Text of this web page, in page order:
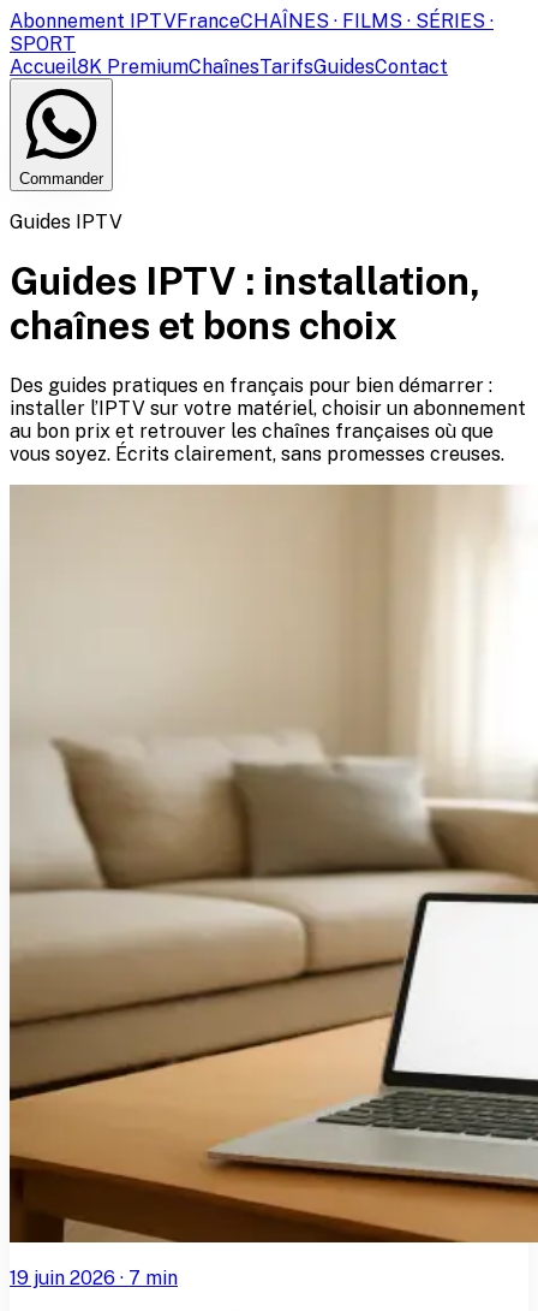
Abonnement IPTVFranceCHAÎNES · FILMS · SÉRIES ·
SPORT
Accueil8K PremiumChaînesTarifsGuidesContact
Commander
Guides IPTV
Guides IPTV : installation,
chaînes et bons choix
Des guides pratiques en français pour bien démarrer :
installer l’IPTV sur votre matériel, choisir un abonnement
au bon prix et retrouver les chaînes françaises où que
vous soyez. Écrits clairement, sans promesses creuses.
19 juin 2026 · 7 min